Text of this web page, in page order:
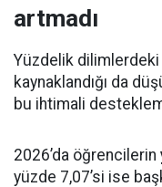
artmadı
Yüzdelik dilimlerdeki
kaynaklandığı da
bu ihtimali
2026’da öğrencilerin
yüzde 7,07’si ise